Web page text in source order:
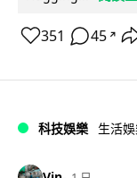
351 45 ↗
科技娛樂 生活